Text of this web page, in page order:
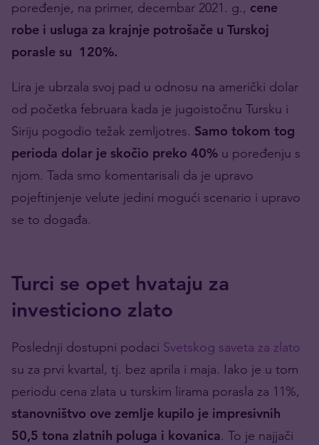
poređenje, na primer, decembar 2021. g., cene
robe i usluga za krajnje potrošače u Turskoj
porasle su 120%.
Lira je ubrzala svoj pad u odnosu na američki dolar
od početka februara kada je jugoistočnu Tursku i
Siriju pogodio težak zemljotres. Samo tokom tog
perioda dolar je skočio preko 40% u poređenju s
njom. Tada smo komentarisali da je upravo
pojeftinjenje velute jedini mogući scenario i upravo
se to događa.
Turci se opet hvataju za
investiciono zlato
Poslednji dostupni podaci Svetskog saveta za zlato
su za prvi kvartal, tj. bez aprila i maja. Iako je u tom
periodu cena zlata u turskim lirama porasla za 11%,
stanovništvo ove zemlje kupilo je impresivnih
50,5 tona zlatnih poluga i kovanica. To je najjači